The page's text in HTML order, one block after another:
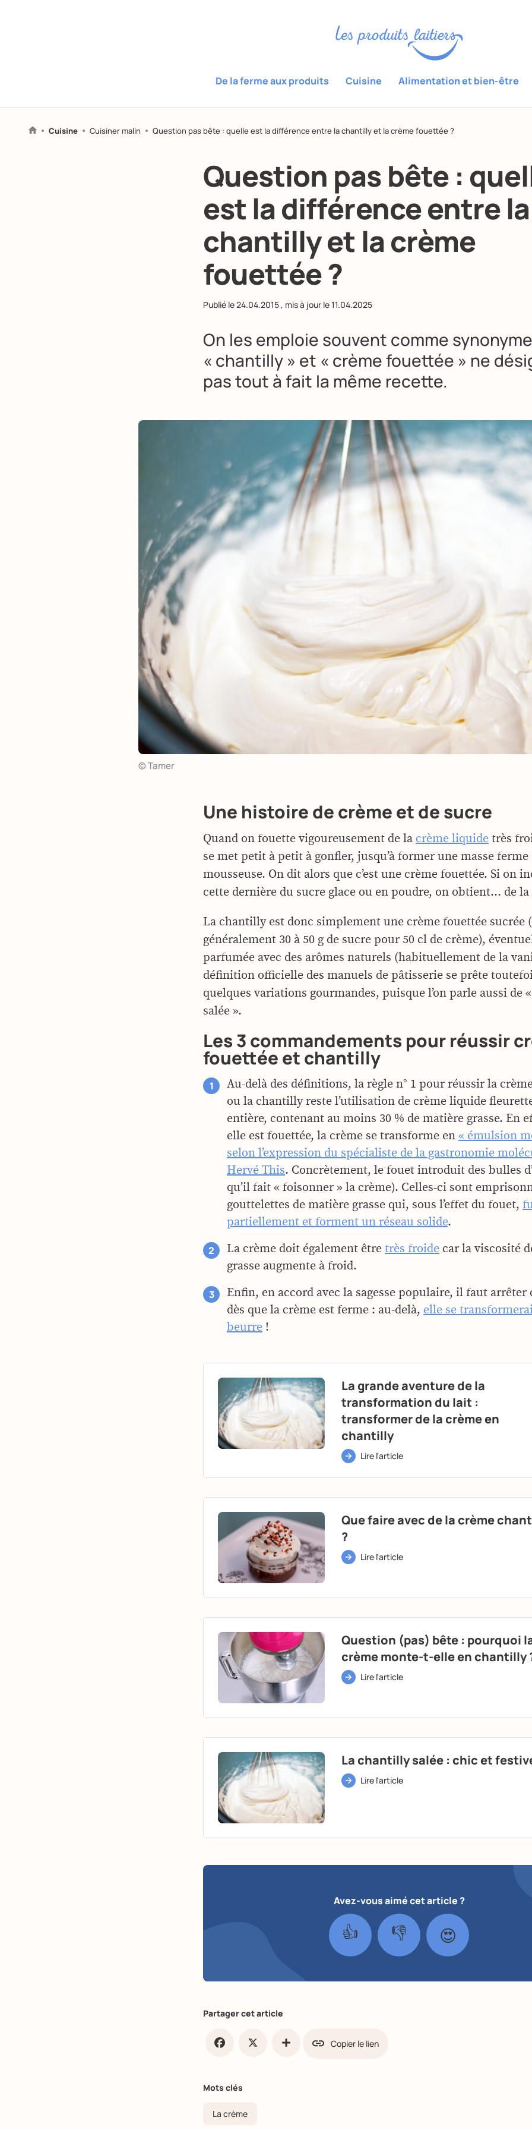
De la ferme aux produits Cuisine Alimentation et bien-être
Cuisine Cuisiner malin Question pas bête : quelle est la différence entre la chantilly et la crème fouettée ?
Question pas bête :
est la différence entre la
chantilly et la crème
fouettée ?
Publié le24.04.2015, mis à jour le11.04.2025
On les emploie souvent comme
« chantilly » et « crème fouettée » ne
pas tout à fait la même recette.
© Tamer
Une histoire de crème et de sucre
Quand on fouette vigoureusement de la crème liquide très
se met petit à petit à gonfler, jusqu’à former une masse ferme
mousseuse. On dit alors que c’est une crème fouettée. Si on
cette dernière du sucre glace ou en poudre, on obtient… de
La chantilly est donc simplement une crème fouettée sucrée
généralement 30 à 50 g de sucre pour 50 cl de crème),
parfumée avec des arômes naturels (habituellement de la
définition officielle des manuels de pâtisserie se prête
quelques variations gourmandes, puisque l’on parle aussi de
salée ».
Les 3 commandements pour réussir
fouettée et chantilly
Au-delà des définitions, la règle n° 1 pour réussir la
ou la chantilly reste l’utilisation de crème liquide
entière, contenant au moins 30 % de matière grasse. En
elle est fouettée, la crème se transforme en « émulsion
selon l’expression du spécialiste de la gastronomie
Hervé This. Concrètement, le fouet introduit des bulles
qu’il fait « foisonner » la crème). Celles-ci sont
gouttelettes de matière grasse qui, sous l’effet du fouet,
partiellement et forment un réseau solide.
La crème doit également être très froide car la viscosité
grasse augmente à froid.
Enfin, en accord avec la sagesse populaire, il faut arrêter
dès que la crème est ferme : au-delà, elle se
beurre !
La grande aventure de la
transformation du lait :
transformer de la crème en
chantilly
Lire l'article
Que faire avec de la crème
?
Lire l'article
Question (pas) bête : pourquoi
crème monte-t-elle en chantilly
Lire l'article
La chantilly salée : chic et
Lire l'article
Avez-vous aimé cet article ?
👍 👎 😍
Partager cet article
Copier le lien
Mots clés
La crème